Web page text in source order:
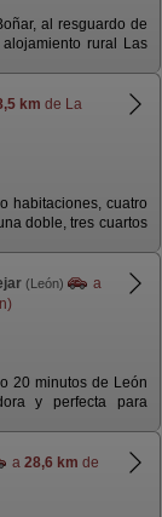
al resguardo de
rural Las
km de La
habitaciones, cuatro
doble, tres cuartos
(León)
a
20 minutos de León
y perfecta para
a 28,6 km de